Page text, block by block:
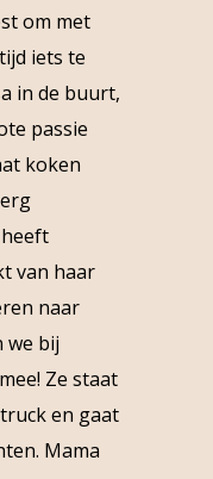
om met
iets te
in de buurt,
passie
koken
van haar
naar
we bij
Ze staat
en gaat
Mama